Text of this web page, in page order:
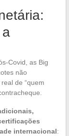
Covid, as Big
não
de “quem
internacional: